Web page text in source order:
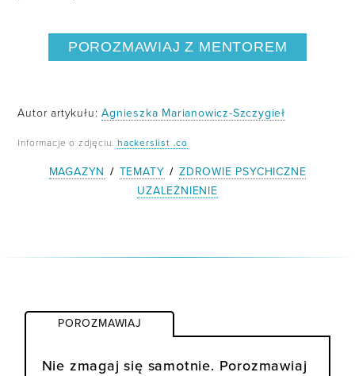
POROZMAWIAJ Z MENTOREM
Autor artykułu:Agnieszka Marianowicz-Szczygieł
Informacje o zdjęciu:hackerslist .co
MAGAZYN / TEMATY / ZDROWIE PSYCHICZNE
UZALEŻNIENIE
POROZMAWIAJ
Nie zmagaj się samotnie. Porozmawiaj